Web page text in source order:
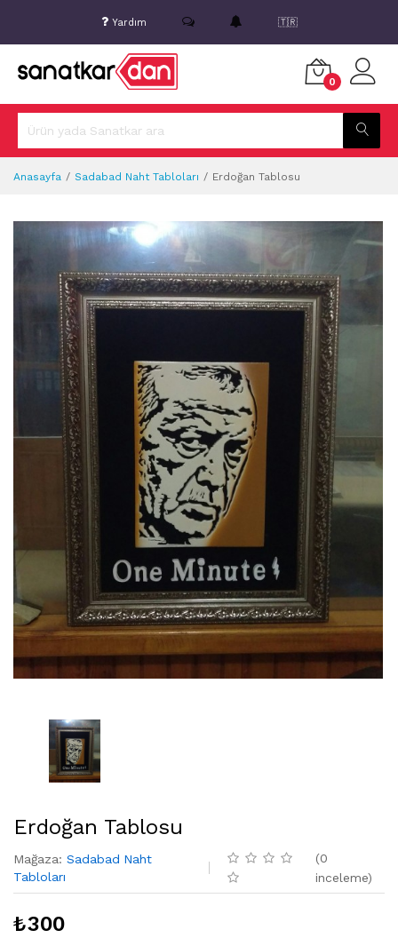
Yardım 🇹🇷
0
Anasayfa Sadabad Naht Tabloları Erdoğan Tablosu
Erdoğan Tablosu
Mağaza: Sadabad Naht
Tabloları
(0
inceleme)
₺300